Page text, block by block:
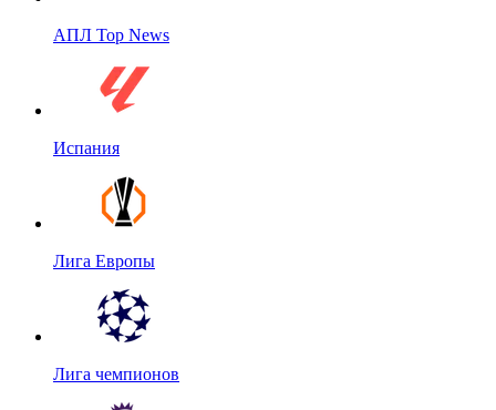
АПЛ Top News
Испания
Лига Европы
Лига чемпионов